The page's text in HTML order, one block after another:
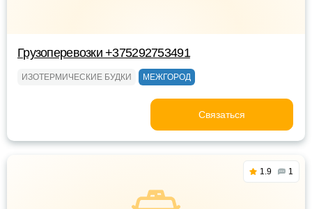
Грузоперевозки +375292753491
ИЗОТЕРМИЧЕСКИЕ БУДКИ МЕЖГОРОД
Связаться
1.9 1